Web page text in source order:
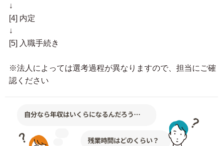
↓
[4] 内定
↓
[5] 入職手続き
※法人によっては選考過程が異なりますので、担当にご確
認ください